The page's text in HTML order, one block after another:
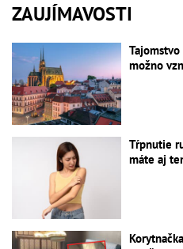
ZAUJÍMAVOSTI
možno
Tŕpnutie
máte aj